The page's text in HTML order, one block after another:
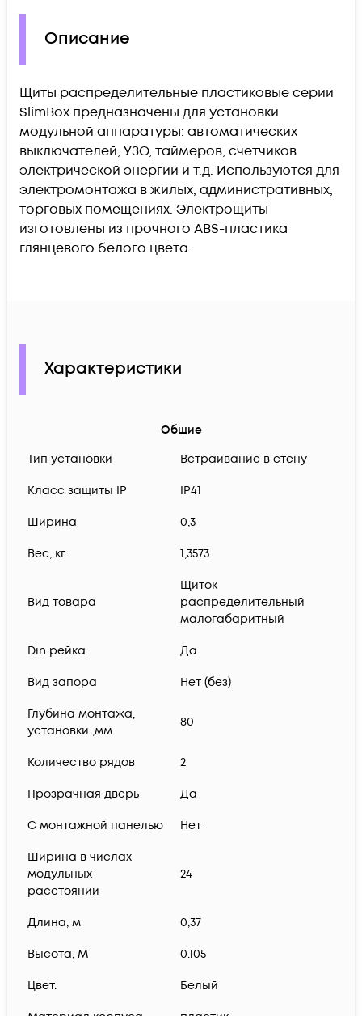
Описание
Щиты распределительные пластиковые серии
SlimBox предназначены для установки
модульной аппаратуры: автоматических
выключателей, УЗО, таймеров, счетчиков
электрической энергии и т.д. Используются для
электромонтажа в жилых, административных,
торговых помещениях. Электрощиты
изготовлены из прочного ABS-пластика
глянцевого белого цвета.
Характеристики
Общие
Тип установки
Встраивание в стену
Класс защиты IP IP41
Ширина 0,3
Вес, кг 1,3573
Вид товара
Щиток
распределительный
малогабаритный
Din рейка Да
Вид запора Нет (без)
Глубина монтажа,
установки ,мм
80
Количество рядов 2
Прозрачная дверь Да
С монтажной панелью Нет
Ширина в числах
модульных
расстояний
24
Длина, м 0,37
Высота, М 0.105
Цвет. Белый